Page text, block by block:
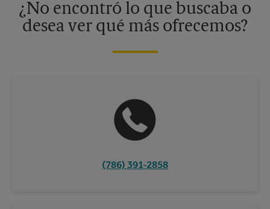
¿No encontró lo que buscaba o
desea ver qué más ofrecemos?
(786) 391-2858